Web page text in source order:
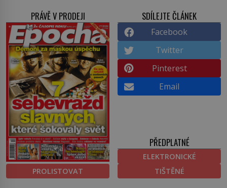
PRÁVĚ V PRODEJI
PROLISTOVAT
SDÍLEJTE ČLÁNEK
Facebook
Twitter
Pinterest
Email
PŘEDPLATNÉ
ELEKTRONICKÉ
TIŠTĚNÉ